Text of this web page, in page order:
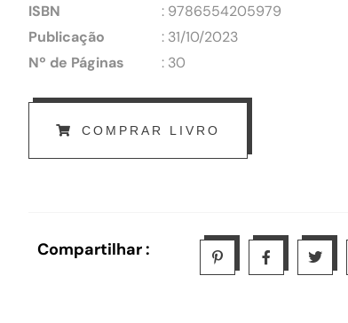
ISBN
: 9786554205979
Publicação
: 31/10/2023
Nº de Páginas
: 30
COMPRAR LIVRO
Compartilhar :